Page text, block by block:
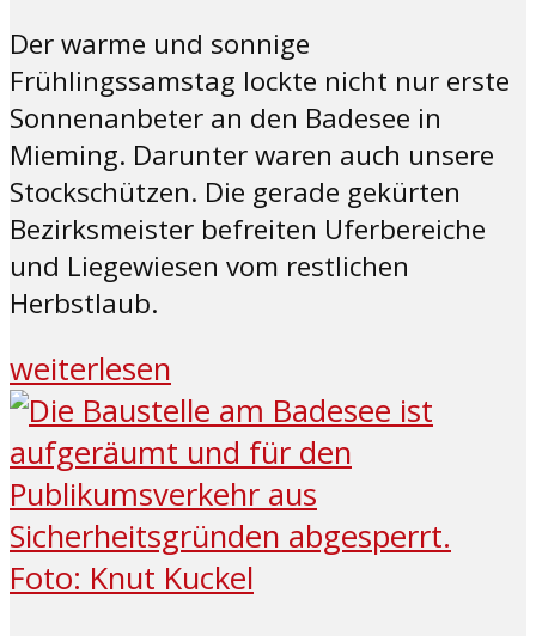
Der warme und sonnige
Frühlingssamstag lockte nicht nur erste
Sonnenanbeter an den Badesee in
Mieming. Darunter waren auch unsere
Stockschützen. Die gerade gekürten
Bezirksmeister befreiten Uferbereiche
und Liegewiesen vom restlichen
Herbstlaub.
weiterlesen